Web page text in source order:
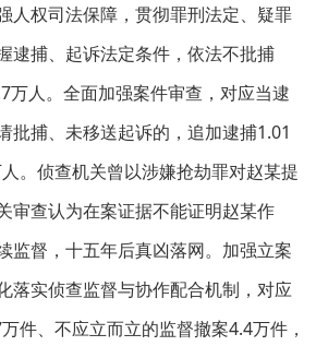
人权司法保障，贯彻罪刑法定、疑罪
逮捕、起诉法定条件，依法不批捕
万人。全面加强案件审查，对应当逮
批捕、未移送起诉的，追加逮捕1.01
。侦查机关曾以涉嫌抢劫罪对赵某提
审查认为在案证据不能证明赵某作
监督，十五年后真凶落网。加强立案
落实侦查监督与协作配合机制，对应
件、不应立而立的监督撤案4.4万件，